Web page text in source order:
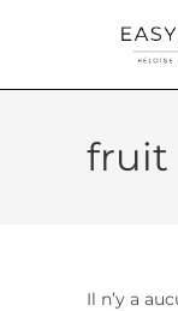
fruit
Il n’y a